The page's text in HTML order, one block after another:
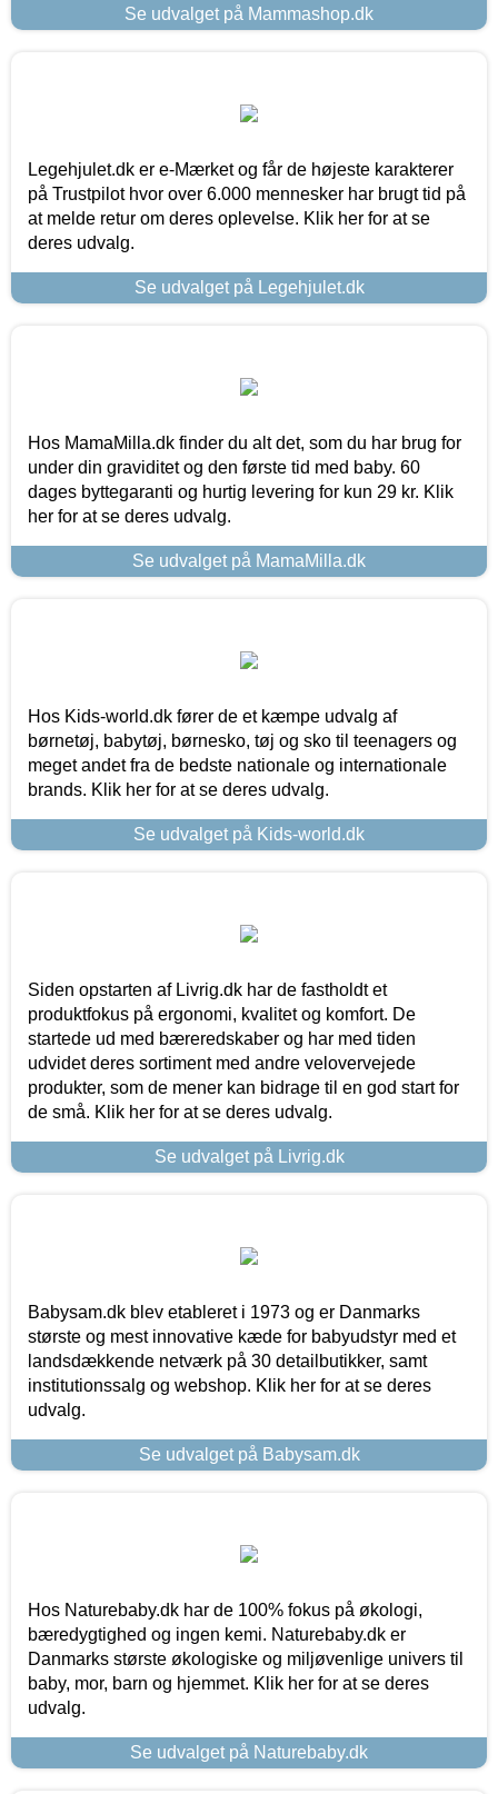
Se udvalget på Mammashop.dk
Legehjulet.dk er e-Mærket og får de højeste karakterer
på Trustpilot hvor over 6.000 mennesker har brugt tid på
at melde retur om deres oplevelse. Klik her for at se
deres udvalg.
Se udvalget på Legehjulet.dk
Hos MamaMilla.dk finder du alt det, som du har brug for
under din graviditet og den første tid med baby. 60
dages byttegaranti og hurtig levering for kun 29 kr. Klik
her for at se deres udvalg.
Se udvalget på MamaMilla.dk
Hos Kids-world.dk fører de et kæmpe udvalg af
børnetøj, babytøj, børnesko, tøj og sko til teenagers og
meget andet fra de bedste nationale og internationale
brands. Klik her for at se deres udvalg.
Se udvalget på Kids-world.dk
Siden opstarten af Livrig.dk har de fastholdt et
produktfokus på ergonomi, kvalitet og komfort. De
startede ud med bæreredskaber og har med tiden
udvidet deres sortiment med andre velovervejede
produkter, som de mener kan bidrage til en god start for
de små. Klik her for at se deres udvalg.
Se udvalget på Livrig.dk
Babysam.dk blev etableret i 1973 og er Danmarks
største og mest innovative kæde for babyudstyr med et
landsdækkende netværk på 30 detailbutikker, samt
institutionssalg og webshop. Klik her for at se deres
udvalg.
Se udvalget på Babysam.dk
Hos Naturebaby.dk har de 100% fokus på økologi,
bæredygtighed og ingen kemi. Naturebaby.dk er
Danmarks største økologiske og miljøvenlige univers til
baby, mor, barn og hjemmet. Klik her for at se deres
udvalg.
Se udvalget på Naturebaby.dk